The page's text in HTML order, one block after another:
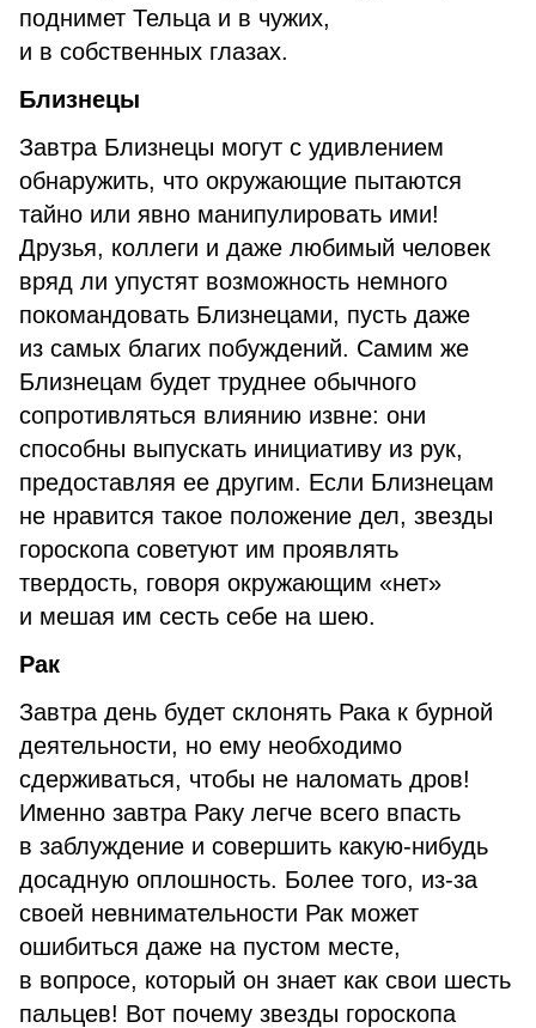
поднимет Тельца и в чужих,
и в собственных глазах.
Близнецы
Завтра Близнецы могут с удивлением
обнаружить, что окружающие пытаются
тайно или явно манипулировать ими!
Друзья, коллеги и даже любимый человек
вряд ли упустят возможность немного
покомандовать Близнецами, пусть даже
из самых благих побуждений. Самим же
Близнецам будет труднее обычного
сопротивляться влиянию извне: они
способны выпускать инициативу из рук,
предоставляя ее другим. Если Близнецам
не нравится такое положение дел, звезды
гороскопа советуют им проявлять
твердость, говоря окружающим «нет»
и мешая им сесть себе на шею.
Рак
Завтра день будет склонять Рака к бурной
деятельности, но ему необходимо
сдерживаться, чтобы не наломать дров!
Именно завтра Раку легче всего впасть
в заблуждение и совершить какую-нибудь
досадную оплошность. Более того, из-за
своей невнимательности Рак может
ошибиться даже на пустом месте,
в вопросе, который он знает как свои шесть
пальцев! Вот почему звезды гороскопа